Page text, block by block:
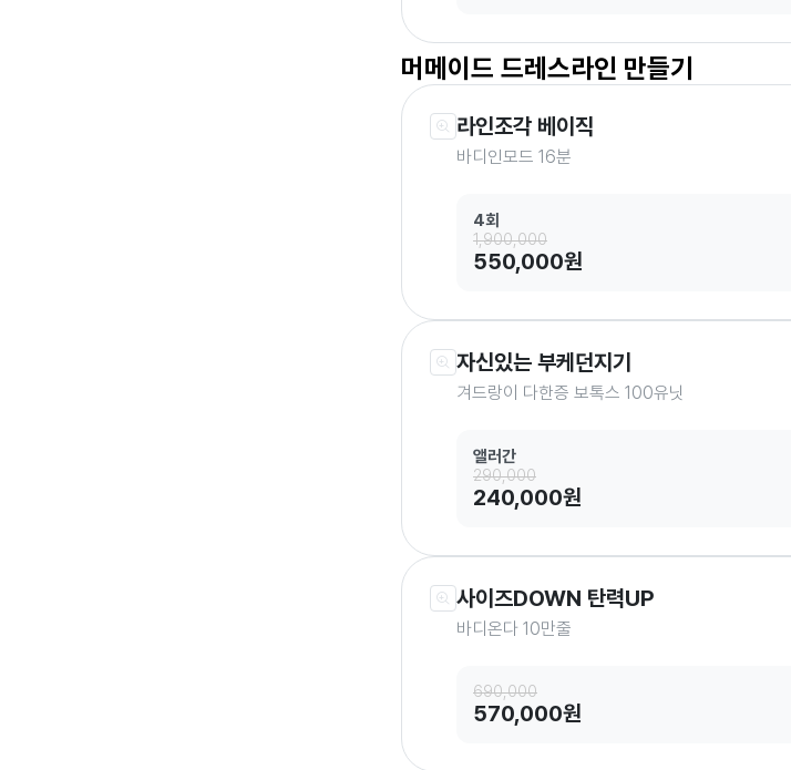
머메이드 드레스라인 만들기
라인조각 베이직
바디인모드 16분
4회
1,900,000
550,000원
자신있는 부케던지기
겨드랑이 다한증 보톡스 100유닛
앨러간
290,000
240,000원
사이즈DOWN 탄력UP
바디온다 10만줄
690,000
570,000원